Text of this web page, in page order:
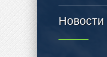
Новости